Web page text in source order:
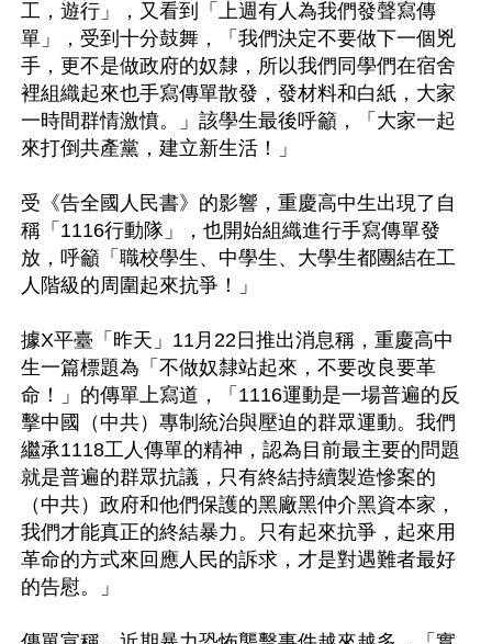
工，遊行」，又看到「上週有人為我們發聲寫傳
單」，受到十分鼓舞，「我們決定不要做下一個兇
手，更不是做政府的奴隸，所以我們同學們在宿舍
裡組織起來也手寫傳單散發，發材料和白紙，大家
一時間群情激憤。」該學生最後呼籲，「大家一起
來打倒共產黨，建立新生活！」
受《告全國人民書》的影響，重慶高中生出現了自
稱「1116行動隊」，也開始組織進行手寫傳單發
放，呼籲「職校學生、中學生、大學生都團結在工
人階級的周圍起來抗爭！」
據X平臺「昨天」11月22日推出消息稱，重慶高中
生一篇標題為「不做奴隸站起來，不要改良要革
命！」的傳單上寫道，「1116運動是一場普遍的反
擊中國（中共）專制統治與壓迫的群眾運動。我們
繼承1118工人傳單的精神，認為目前最主要的問題
就是普遍的群眾抗議，只有終結持續製造慘案的
（中共）政府和他們保護的黑廠黑仲介黑資本家，
我們才能真正的終結暴力。只有起來抗爭，起來用
革命的方式來回應人民的訴求，才是對遇難者最好
的告慰。」